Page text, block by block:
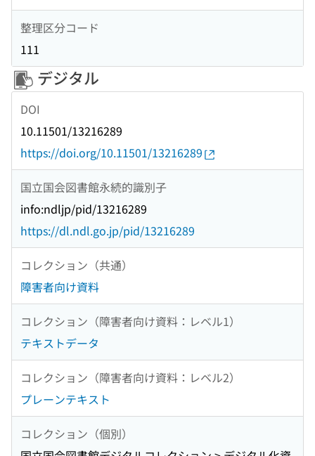
整理区分コード
111
デジタル
DOI
10.11501/13216289
https://doi.org/10.11501/13216289
国立国会図書館永続的識別子
info:ndljp/pid/13216289
https://dl.ndl.go.jp/pid/13216289
コレクション（共通）
障害者向け資料
コレクション（障害者向け資料：レベル1）
テキストデータ
コレクション（障害者向け資料：レベル2）
プレーンテキスト
コレクション（個別）